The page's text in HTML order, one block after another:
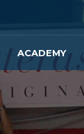
ACADEMY